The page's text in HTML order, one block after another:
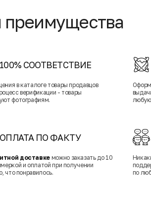
100% СООТВЕТСТВИЕ
в каталоге товары продавцов
верификации - товары
фотографиям.
ОПЛАТА ПО ФАКТУ
доставке можно заказать до 10
и оплатой при получении
что понравилось.
по